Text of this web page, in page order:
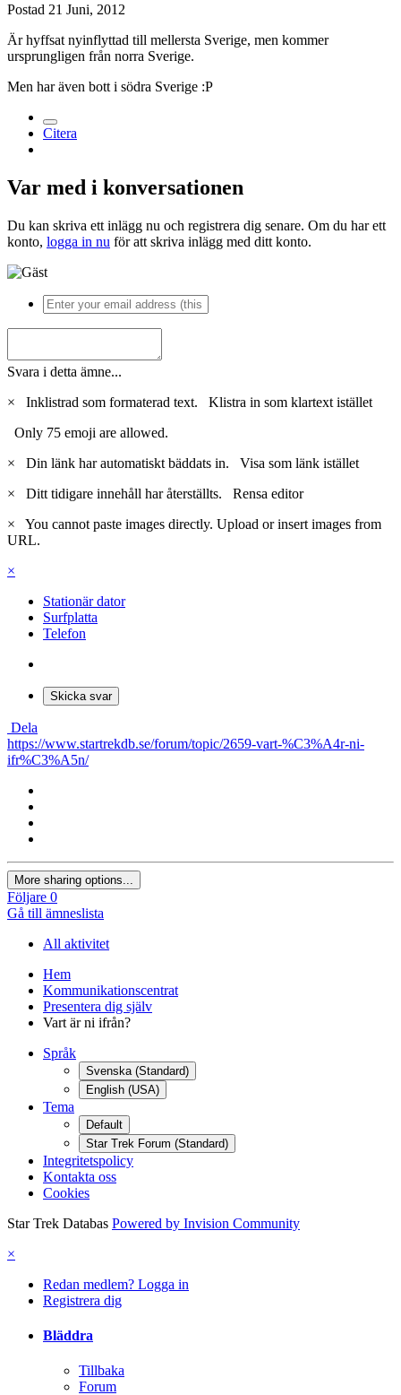
Postad 21 Juni, 2012
Är hyffsat nyinflyttad till mellersta Sverige, men kommer
ursprungligen från norra Sverige.
Men har även bott i södra Sverige :P
Citera
Var med i konversationen
Du kan skriva ett inlägg nu och registrera dig senare. Om du har ett
konto, logga in nu för att skriva inlägg med ditt konto.
Svara i detta ämne...
×
Inklistrad som formaterad text. Klistra in som klartext istället
Only 75 emoji are allowed.
×
Din länk har automatiskt bäddats in. Visa som länk istället
×
Ditt tidigare innehåll har återställts. Rensa editor
×
You cannot paste images directly. Upload or insert images from
URL.
×
Stationär dator
Surfplatta
Telefon
Skicka svar
Dela
https://www.startrekdb.se/forum/topic/2659-vart-%C3%A4r-ni-
ifr%C3%A5n/
More sharing options...
Följare 0
Gå till ämneslista
All aktivitet
Hem
Kommunikationscentrat
Presentera dig själv
Vart är ni ifrån?
Språk
Svenska (Standard)
English (USA)
Tema
Default
Star Trek Forum (Standard)
Integritetspolicy
Kontakta oss
Cookies
Star Trek Databas Powered by Invision Community
×
Redan medlem? Logga in
Registrera dig
Bläddra
Tillbaka
Forum